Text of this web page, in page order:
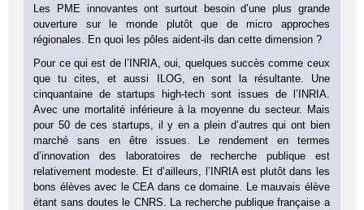
Les PME innovantes ont surtout besoin d’une plus grande
ouverture sur le monde plutôt que de micro approches
régionales. En quoi les pôles aident-ils dan cette dimension ?
Pour ce qui est de l’INRIA, oui, quelques succès comme ceux
que tu cites, et aussi ILOG, en sont la résultante. Une
cinquantaine de startups high-tech sont issues de l’INRIA.
Avec une mortalité inférieure à la moyenne du secteur. Mais
pour 50 de ces startups, il y en a plein d’autres qui ont bien
marché sans en être issues. Le rendement en termes
d’innovation des laboratoires de recherche publique est
relativement modeste. Et d’ailleurs, l’INRIA est plutôt dans les
bons élèves avec le CEA dans ce domaine. Le mauvais élève
étant sans doutes le CNRS. La recherche publique française a